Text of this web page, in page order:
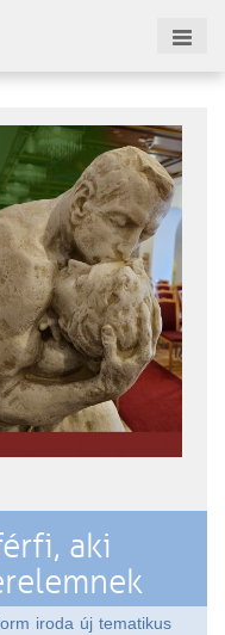
aki
iroda új tematikus